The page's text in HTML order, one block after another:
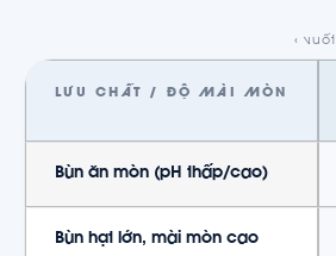
LƯU CHẤT / ĐỘ MÀI MÒN
Bùn ăn mòn (pH thấp/cao)
Bùn hạt lớn, mài mòn cao